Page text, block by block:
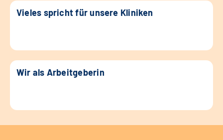
Vieles spricht für unsere Kliniken
Wir als Arbeitgeberin